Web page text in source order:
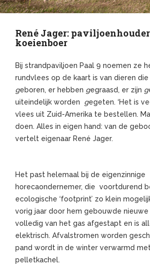
René Jager:
koeienboer
Bij strandpaviljoen Paal 9 noemen ze
rundvlees op de kaart is van dieren die
geboren, er hebben gegraasd, er zijn g
uiteindelijk worden gegeten. ‘Het is
vlees uit Zuid-Amerika te bestellen.
doen. Alles in eigen hand: van de
vertelt eigenaar René Jager.
Het past helemaal bij de eigenzinnige
horecaondernemer, die voortdurend
ecologische ‘footprint’ zo klein
vorig jaar door hem gebouwde nieuwe
volledig van het gas afgestapt en is
elektrisch. Afvalstromen worden
pand wordt in de winter verwarmd
pelletkachel.